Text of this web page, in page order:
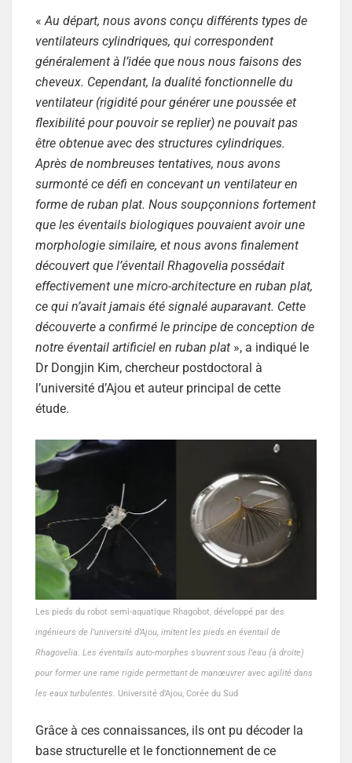
« Au départ, nous avons conçu différents types de
ventilateurs cylindriques, qui correspondent
généralement à l’idée que nous nous faisons des
cheveux. Cependant, la dualité fonctionnelle du
ventilateur (rigidité pour générer une poussée et
flexibilité pour pouvoir se replier) ne pouvait pas
être obtenue avec des structures cylindriques.
Après de nombreuses tentatives, nous avons
surmonté ce défi en concevant un ventilateur en
forme de ruban plat. Nous soupçonnions fortement
que les éventails biologiques pouvaient avoir une
morphologie similaire, et nous avons finalement
découvert que l’éventail Rhagovelia possédait
effectivement une micro-architecture en ruban plat,
ce qui n’avait jamais été signalé auparavant. Cette
découverte a confirmé le principe de conception de
notre éventail artificiel en ruban plat », a indiqué le
Dr Dongjin Kim, chercheur postdoctoral à
l’université d’Ajou et auteur principal de cette
étude.
Les pieds du robot semi-aquatique Rhagobot, développé par des
ingénieurs de l’université d’Ajou, imitent les pieds en éventail de
Rhagovelia. Les éventails auto-morphes s’ouvrent sous l’eau (à droite)
pour former une rame rigide permettant de manœuvrer avec agilité dans
les eaux turbulentes. Université d’Ajou, Corée du Sud
Grâce à ces connaissances, ils ont pu décoder la
base structurelle et le fonctionnement de ce